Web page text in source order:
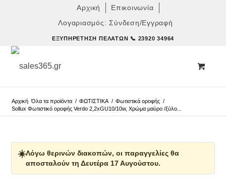
Αρχική
Επικοινωνία
Λογαριασμός: Σύνδεση/Εγγραφή
ΕΞΥΠΗΡΈΤΗΣΗ ΠΕΛΑΤΏΝ 📞 23920 34964
Αρχική Όλα τα προϊόντα / ΦΩΤΙΣΤΙΚΑ / Φωτιστικά οροφής /
Sollux Φωτιστικό οροφής Verdo 2,2xGU10/10w, Χρώμα μαύρο /ξύλο...
☀️Λόγω θερινών διακοπών, οι παραγγελίες θα
αποσταλούν τη Δευτέρα 17 Αυγούστου.